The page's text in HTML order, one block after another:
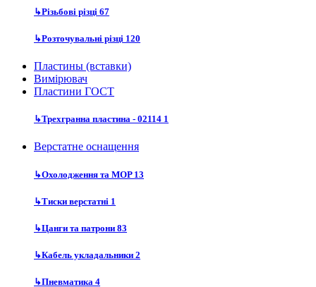
↳Різьбові різці 67
↳Розточувальні різці 120
Пластины (вставки)
Вимірювач
Пластини ГОСТ
↳Трехгранна пластина - 02114 1
Верстатне оснащення
↳Охолодження та MOP 13
↳Тиски верстатні 1
↳Цанги та патрони 83
↳Кабель укладальники 2
↳Пневматика 4